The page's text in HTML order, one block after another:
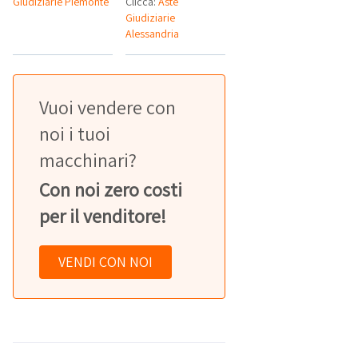
Giudiziarie
Alessandria
Vuoi vendere con
noi i tuoi
macchinari?
Con noi zero costi
per il venditore!
VENDI CON NOI